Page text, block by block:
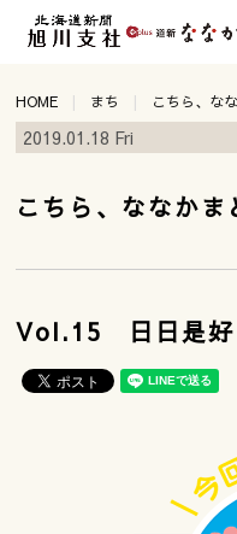
HOME まち こちら、な
2019.01.18 Fri
こちら、ななかま
Vol.15 日日是好